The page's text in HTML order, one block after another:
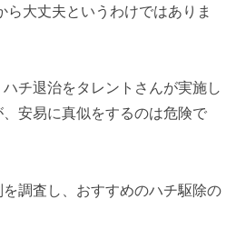
ら大丈夫というわけではありま
チ退治をタレントさんが実施し
安易に真似をするのは危険で
調査し、おすすめのハチ駆除の